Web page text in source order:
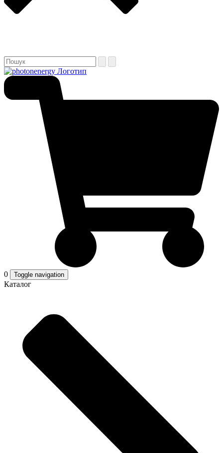
0 Toggle navigation
Каталог